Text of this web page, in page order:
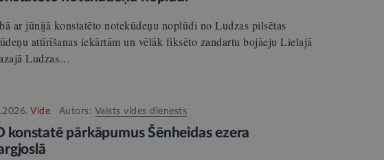
ar jūnijā konstatēto notekūdeņu noplūdi no Ludzas pilsētas
attīrīšanas iekārtām un vēlāk fiksēto zandartu bojāeju Lielajā
Ludzas…
Vide Autors: Valsts vides dienests
konstatē pārkāpumus Šēnheidas ezera